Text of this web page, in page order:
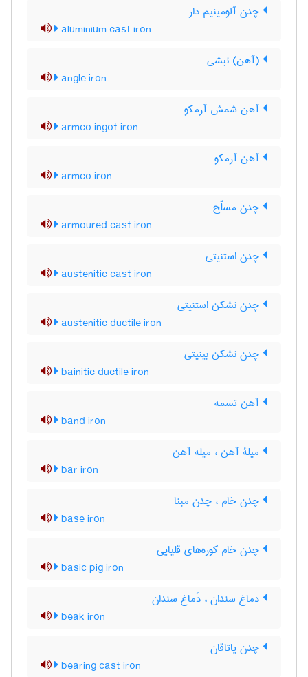
چدن آلومینیم دار
aluminium cast iron
(آهن) نبشی
angle iron
آهن شمش آرمکو
armco ingot iron
آهن آرمکو
armco iron
چدن مسلّح
armoured cast iron
چدن استنیتی
austenitic cast iron
چدن نشکن استنیتی
austenitic ductile iron
چدن نشکن بینیتی
bainitic ductile iron
آهن تسمه
band iron
میلۀ آهن ، میله آهن
bar iron
چدن خام ، چدن مبنا
base iron
چدن خام کوره‌های قلیایی
basic pig iron
دماغ سندان ، دَماغ سندان
beak iron
چدن یاتاقان
bearing cast iron